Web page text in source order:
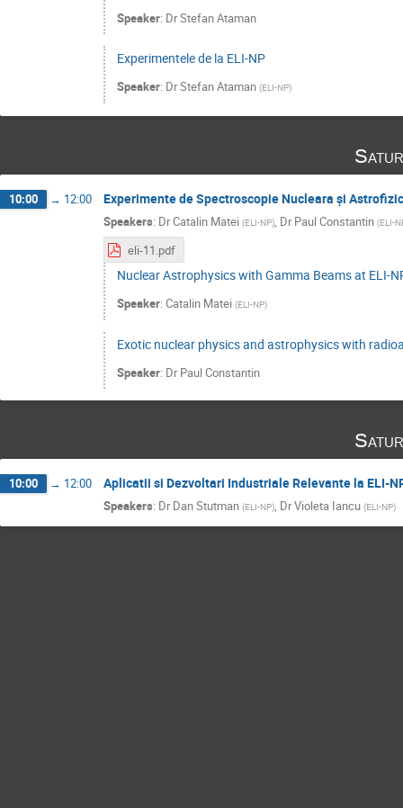
Speaker: DrStefan Ataman
Experimentele de la ELI-NP
Speaker: DrStefan Ataman (ELI-NP)
10:00 → 12:00 Experimente de Spectroscopie Nucleara și
Speakers: DrCatalin Matei (ELI-NP) Dr Paul Constantin (ELI-
eli-11.pdf
Nuclear Astrophysics with Gamma Beams at ELI-
Speaker: Catalin Matei (ELI-NP)
Exotic nuclear physics and astrophysics with
Speaker: Dr Paul Constantin
10:00 → 12:00 Aplicatii si Dezvoltari Industriale Relevante la ELI-
Speakers: Dr Dan Stutman (ELI-NP), DrVioleta Iancu (ELI-NP)